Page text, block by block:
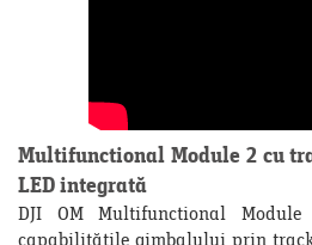
Multifunctional Module 2 cu
LED integrată
DJI OM Multifunctional